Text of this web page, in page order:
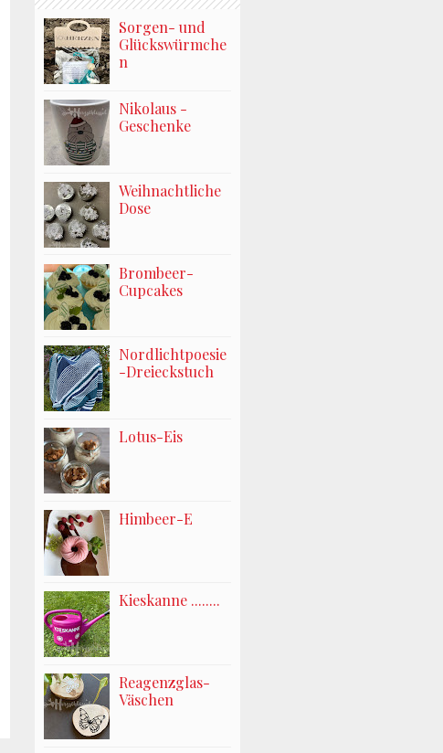
Sorgen- und
Glückswürmche
n
Nikolaus -
Geschenke
Weihnachtliche
Dose
Brombeer-
Cupcakes
Nordlichtpoesie
-Dreieckstuch
Lotus-Eis
Himbeer-E
Kieskanne ........
Reagenzglas-
Väschen